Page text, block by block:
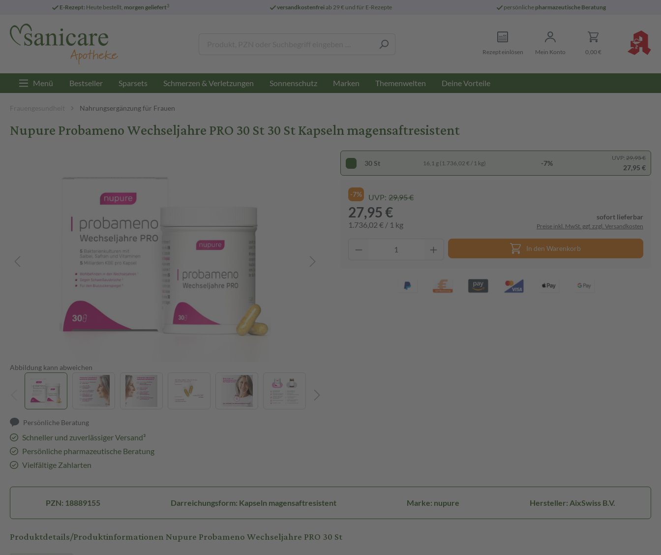
E-Rezept: Heute bestellt, morgen geliefert3 versandkostenfreiab 29 € und für E-Rezepte persönliche pharmazeutische Beratung
Rezept einlösen Mein Konto 0,00 €
Menü Bestseller Sparsets Schmerzen & Verletzungen Sonnenschutz Marken Themenwelten Deine Vorteile
Frauengesundheit Nahrungsergänzung für Frauen
Nupure Probameno Wechseljahre PRO 30 St 30 St Kapseln magensaftresistent
Abbildung kann abweichen
Persönliche Beratung
Schneller und zuverlässiger Versand³
Persönliche pharmazeutische Beratung
Vielfältige Zahlarten
30 St 16,1 g (1.736,02 € / 1 kg) -7%
UVP: 29,95 €
27,95 €
-7% UVP: 29,95 €
27,95 €
1.736,02 € / 1 kg
sofort lieferbar
Preise inkl. MwSt. ggf. zzgl. Versandkosten
In den Warenkorb
PZN: 18889155 Darreichungsform: Kapseln magensaftresistent Marke: nupure Hersteller: AixSwiss B.V.
Produktdetails/Produktinformationen Nupure Probameno Wechseljahre PRO 30 St